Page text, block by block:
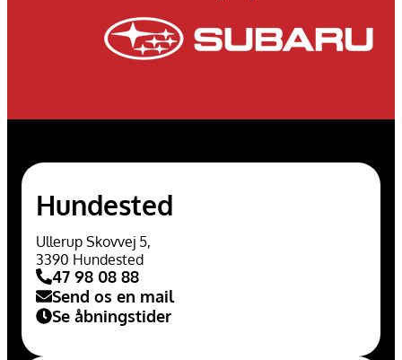
Hundested
Ullerup Skovvej 5,
3390 Hundested
47 98 08 88
Send os en mail
Se åbningstider